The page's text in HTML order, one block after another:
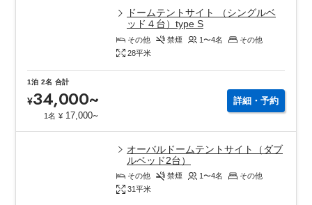
ドームテントサイト （シングルベ
ッド４台）type S
その他 禁煙 1〜4名
その他
28平米
1泊 2名 合計
¥34,000~
1名 ¥ 17,000~
詳細・予約
オーバルドームテントサイト（ダブ
ルベッド2台）
その他 禁煙 1〜4名
その他
31平米